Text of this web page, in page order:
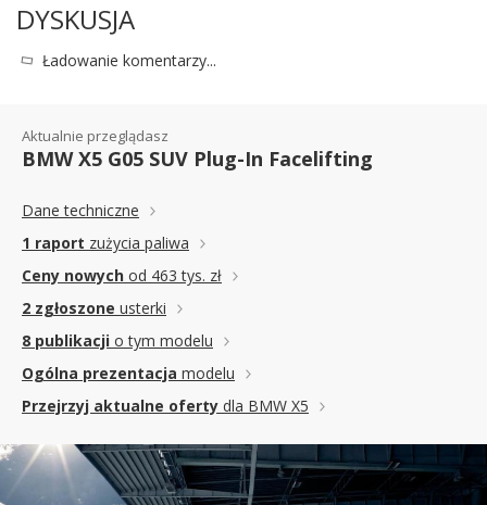
DYSKUSJA
Ładowanie komentarzy...
Aktualnie przeglądasz
BMW X5 G05 SUV Plug-In Facelifting
Dane techniczne
1 raport zużycia paliwa
Ceny nowych od 463 tys. zł
2 zgłoszone usterki
8 publikacji o tym modelu
Ogólna prezentacja modelu
Przejrzyj aktualne oferty dla BMW X5